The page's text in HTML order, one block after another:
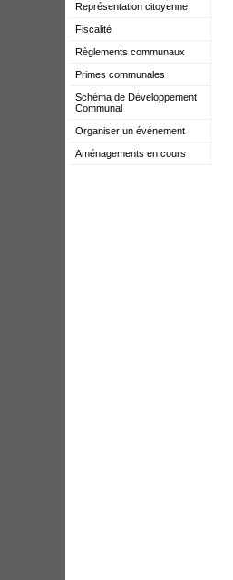
Représentation citoyenne
Fiscalité
Règlements communaux
Primes communales
Schéma de Développement
Communal
Organiser un événement
Aménagements en cours